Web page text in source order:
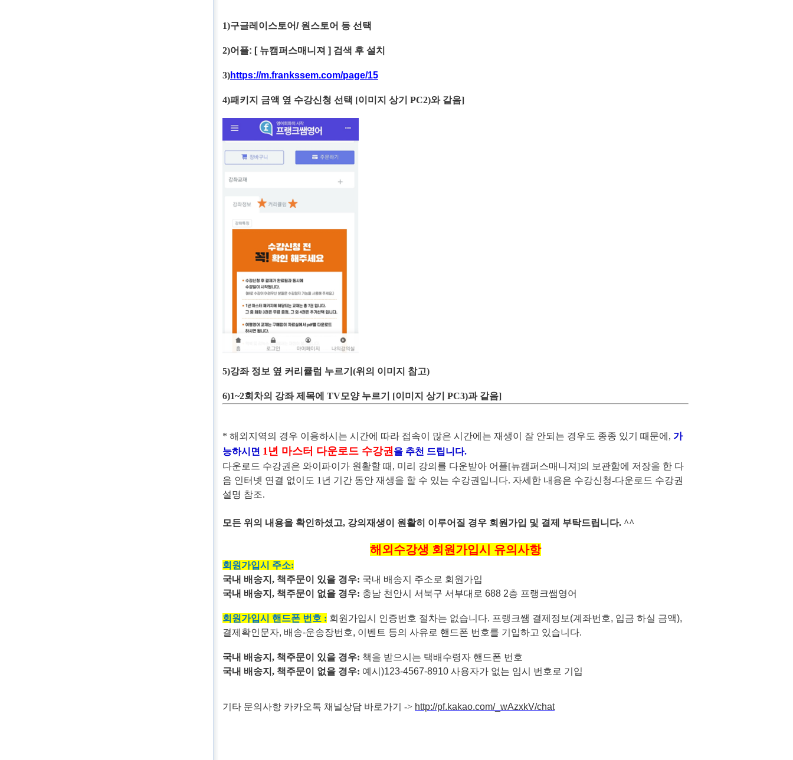
1)구글레이스토어/ 원스토어 등 선택
2)어플: [ 뉴캠퍼스매니져 ] 검색 후 설치
3)https://m.frankssem.com/page/15
4)패키지 금액 옆 수강신청 선택 [이미지 상기 PC2)와 같음]
5)강좌 정보 옆 커리큘럼 누르기(위의 이미지 참고)
6)1~2회차의 강좌 제목에 TV모양 누르기 [이미지 상기 PC3)과 같음]
* 해외지역의 경우 이용하시는 시간에 따라 접속이 많은 시간에는 재생이 잘 안되는 경우도 종종 있기 때문에 , 가
능하시면 1 년 마스터 다운로드 수강권 을 추천 드립니다.
다운로드 수강권은 와이파이가 원활할 때 , 미리 강의를 다운받아 어플[뉴캠퍼스매니져]의 보관함에 저장을 한 다
음 인터넷 연결 없이도 1 년 기간 동안 재생을 할 수 있는 수강권입니다. 자세한 내용은 수강신청-다운로드 수강권
설명 참조.
모든 위의 내용을 확인하셨고, 강의재생이 원활히 이루어질 경우 회원가입 및 결제 부탁드립니다. ^^
해외수강생 회원가입시 유의사항
회원가입시 주소:
국내 배송지, 책주문이 있을 경우: 국내 배송지 주소로 회원가입
국내 배송지, 책주문이 없을 경우: 충남 천안시 서북구 서부대로 688 2층 프랭크쌤영어
회원가입시 핸드폰 번호 : 회원가입시 인증번호 절차는 없습니다. 프랭크쌤 결제정보(계좌번호, 입금 하실 금액),
결제확인문자, 배송-운송장번호, 이벤트 등의 사유로 핸드폰 번호를 기입하고 있습니다.
국내 배송지, 책주문이 있을 경우: 책을 받으시는 택배수령자 핸드폰 번호
국내 배송지, 책주문이 없을 경우: 예시)123-4567-8910 사용자가 없는 임시 번호로 기입
기타 문의사항 카카오톡 채널상담 바로가기 -> http://pf.kakao.com/_wAzxkV/chat